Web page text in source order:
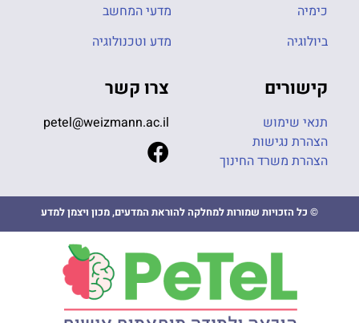
כימיה
ביולוגיה
מדעי המחשב
מדע וטכנולוגיה
קישורים
תנאי שימוש
הצהרת נגישות
הצהרת משרד החינוך
צרו קשר
petel@weizmann.ac.il
© כל הזכויות שמורות למחלקה להוראת המדעים, מכון ויצמן למדע